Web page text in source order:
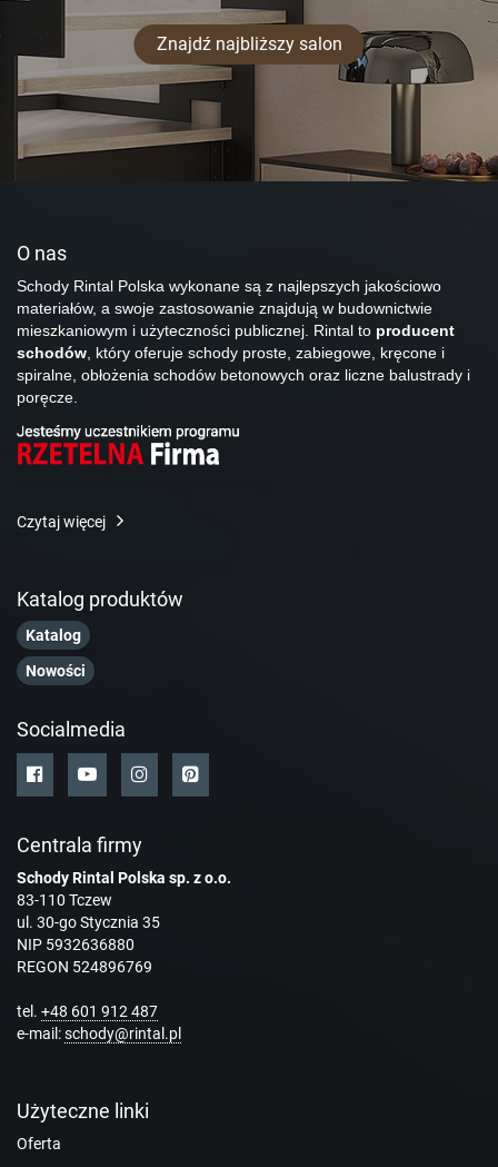
Znajdź najbliższy salon
O nas
Schody Rintal Polska wykonane są z najlepszych jakościowo
materiałów, a swoje zastosowanie znajdują w budownictwie
mieszkaniowym i użyteczności publicznej. Rintal to producent
schodów, który oferuje schody proste, zabiegowe, kręcone i
spiralne, obłożenia schodów betonowych oraz liczne balustrady i
poręcze.
Czytaj więcej
Katalog produktów
Katalog
Nowości
Socialmedia
Centrala firmy
Schody Rintal Polska sp. z o.o.
83-110 Tczew
ul. 30-go Stycznia 35
NIP 5932636880
REGON 524896769
tel. +48 601 912 487
e-mail:schody@rintal.pl
Użyteczne linki
Oferta